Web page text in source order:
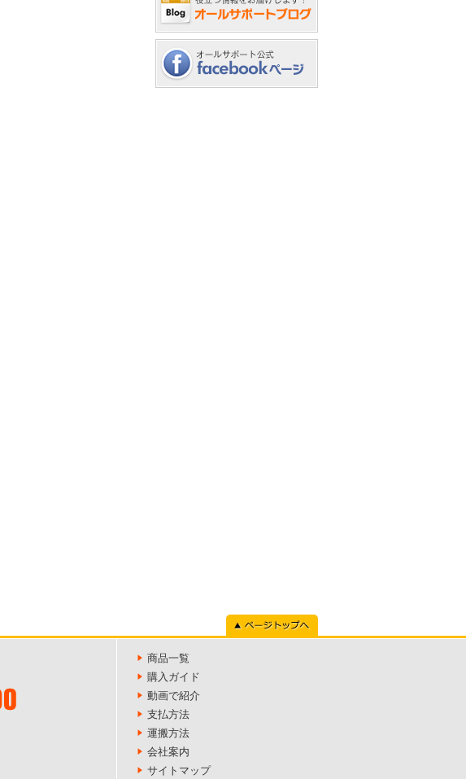
商品一覧
購入ガイド
動画で紹介
支払方法
運搬方法
会社案内
サイトマップ